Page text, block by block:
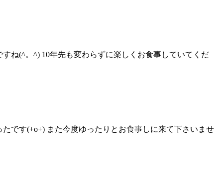
ね(^。^) 10年先も変わらずに楽しくお食事していてくだ
です(+o+) また今度ゆったりとお食事しに来て下さいませ